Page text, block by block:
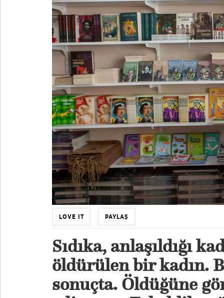
LOVE IT PAYLAŞ
Sıdıka, anlaşıldığı
öldürülen bir kadın.
sonuçta. Öldüğüne